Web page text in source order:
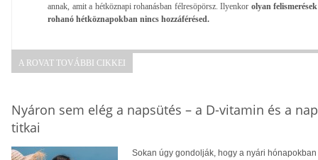
annak, amit a hétköznapi rohanásban félresöpörsz. Ilyenkor olyan
rohanó hétköznapokban nincs hozzáférésed.
A ROVAT TOVÁBBI CIKKEI
Nyáron sem elég a napsütés – a D-vitamin és a
titkai
Sokan úgy gondolják, hogy a nyári